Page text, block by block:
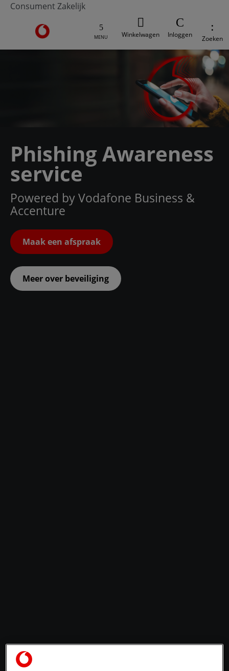
Consument Zakelijk
Ga naar de Vodafone homepage
MENU Winkelwagen Inloggen Zoeken
Phishing Awareness
service
Powered by Vodafone Business &
Accenture
Maak een afspraak
Meer over beveiliging